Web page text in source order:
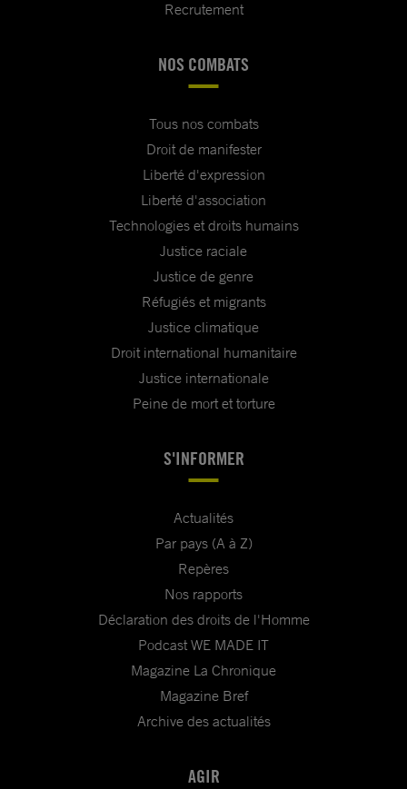
Recrutement
NOS COMBATS
Tous nos combats
Droit de manifester
Liberté d'expression
Liberté d'association
Technologies et droits humains
Justice raciale
Justice de genre
Réfugiés et migrants
Justice climatique
Droit international humanitaire
Justice internationale
Peine de mort et torture
S'INFORMER
Actualités
Par pays (A à Z)
Repères
Nos rapports
Déclaration des droits de l'Homme
Podcast WE MADE IT
Magazine La Chronique
Magazine Bref
Archive des actualités
AGIR